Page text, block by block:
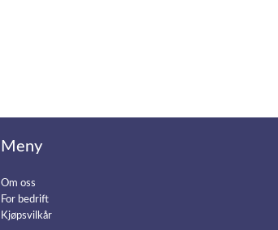
Meny
Om oss
For bedrift
Kjøpsvilkår